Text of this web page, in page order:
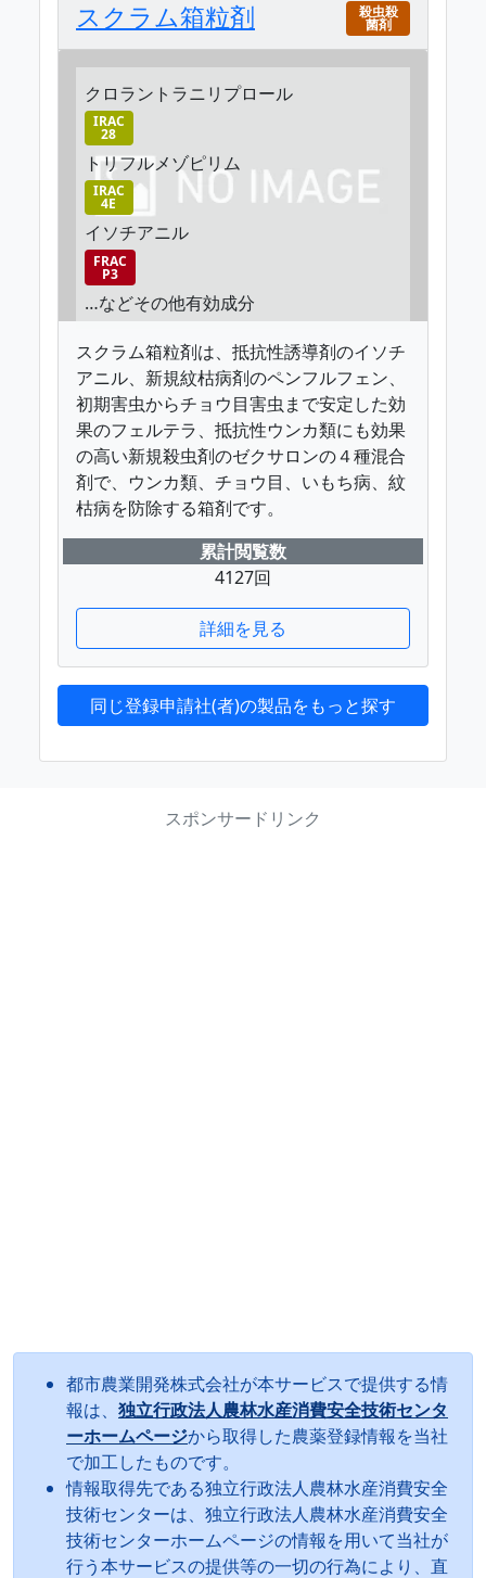
スクラム箱粒剤 殺虫殺
菌剤
クロラントラニリプロール
IRAC
28
トリフルメゾピリム
IRAC
4E
イソチアニル
FRAC
P3
…などその他有効成分
スクラム箱粒剤は、抵抗性誘導剤のイソチ
アニル、新規紋枯病剤のペンフルフェン、
初期害虫からチョウ目害虫まで安定した効
果のフェルテラ、抵抗性ウンカ類にも効果
の高い新規殺虫剤のゼクサロンの４種混合
剤で、ウンカ類、チョウ目、いもち病、紋
枯病を防除する箱剤です。
累計閲覧数
4127回
詳細を見る
同じ登録申請社(者)の製品をもっと探す
スポンサードリンク
都市農業開発株式会社が本サービスで提供する情
報は、 独立行政法人農林水産消費安全技術センタ
ーホームページから取得した農薬登録情報を当社
で加工したものです。
情報取得先である独立行政法人農林水産消費安全
技術センターは、独立行政法人農林水産消費安全
技術センターホームページの情報を用いて当社が
行う本サービスの提供等の一切の行為により、直